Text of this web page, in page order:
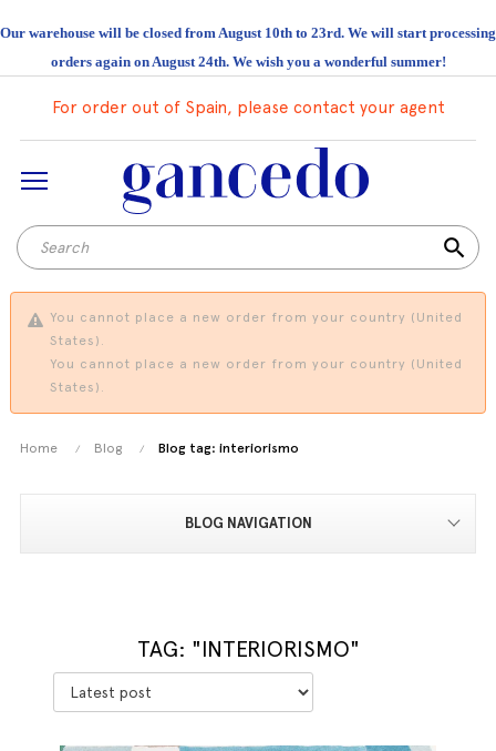
Our warehouse will be closed from August 10th to 23rd. We will start processing
orders again on August 24th. We wish you a wonderful summer!
For order out of Spain, please contact your agent
search
You cannot place a new order from your country (United
States).
You cannot place a new order from your country (United
States).
Home Blog Blog tag: interiorismo
BLOG NAVIGATION
TAG: "INTERIORISMO"